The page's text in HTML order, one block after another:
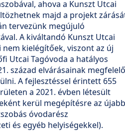
ahova a Kunszt Utcai
majd a projekt
tervezünk megújuló
A kiváltandó Kunszt Utcai
kielégítőek, viszont az új
Utcai Tagóvoda a hatályos
század elvárásainak megfelelő
A fejlesztéssel érintett 655
a 2021. évben létesült
kerül megépítésre az újabb
óvodarész
és egyéb helyiségekkel).